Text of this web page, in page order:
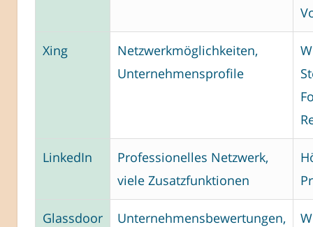
Xing
Netzwerkmöglichkeiten,
Unternehmensprofile
LinkedIn
Professionelles Netzwerk,
viele Zusatzfunktionen
Glassdoor
Unternehmensbewertungen,